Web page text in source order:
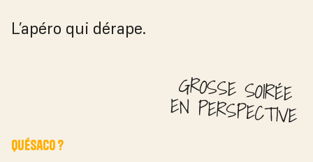
L’apéro qui dérape.
Quésaco ?